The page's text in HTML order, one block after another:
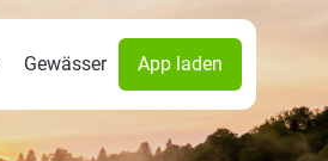
Gewässer App laden